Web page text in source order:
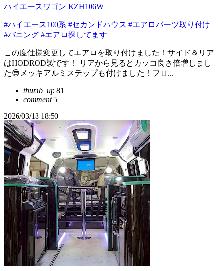
ハイエースワゴン KZH106W
#ハイエース100系 #セカンドハウス #エアロパーツ取り付け
#バニング #エアロ探してます
この度仕様変更してエアロを取り付けました！サイド＆リア
はHODROD製です！ リアから見るとカッコ良さ倍増しまし
た😎メッキアルミステップも付けました！フロ...
thumb_up 81
comment5
2026/03/18 18:50